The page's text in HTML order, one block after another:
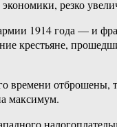
резко
1914 года — и
крестьяне,
времени отброшены,
максимум.